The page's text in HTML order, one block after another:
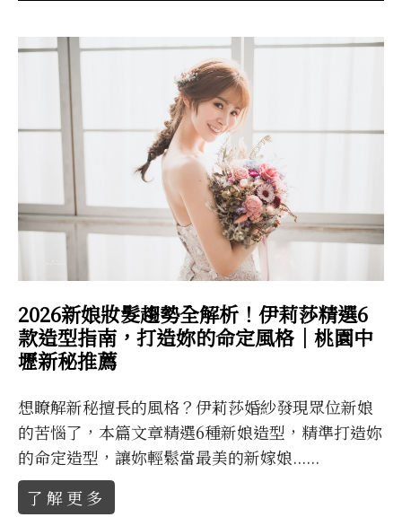
2026新娘妝髮趨勢全解析！伊莉莎精選6
款造型指南，打造妳的命定風格｜桃園中
壢新秘推薦
想瞭解新秘擅長的風格？伊莉莎婚紗發現眾位新娘
的苦惱了，本篇文章精選6種新娘造型，精準打造妳
的命定造型，讓妳輕鬆當最美的新嫁娘......
了解更多